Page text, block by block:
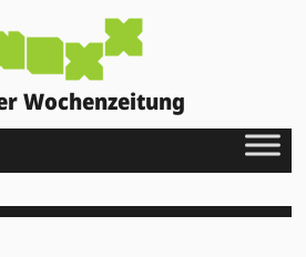
Wochenzeitung